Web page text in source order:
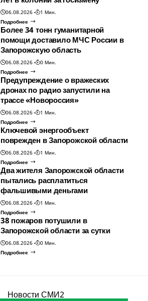
06.08.2026
1 Мин.
Подробнее
Более 34 тонн гуманитарной
помощи доставило МЧС России в
Запорожскую область
06.08.2026
0 Мин.
Подробнее
Предупреждение о вражеских
дронах по радио запустили на
трассе «Новороссия»
06.08.2026
1 Мин.
Подробнее
Ключевой энергообъект
поврежден в Запорожской области
06.08.2026
1 Мин.
Подробнее
Два жителя Запорожской области
пытались расплатиться
фальшивыми деньгами
06.08.2026
1 Мин.
Подробнее
38 пожаров потушили в
Запорожской области за сутки
06.08.2026
0 Мин.
Подробнее
Новости СМИ2